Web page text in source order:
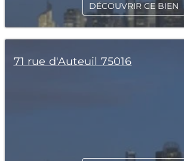
DÉCOUVRIR CE BIEN
71 rue d'Auteuil 75016